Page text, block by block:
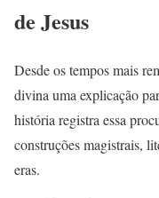
de Jesus
Desde os tempos mais
divina uma explicação
história registra essa
construções magistrais,
eras.